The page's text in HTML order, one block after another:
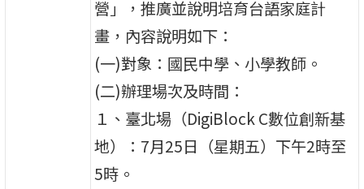
營」，推廣並說明培育台語家庭計
畫，內容說明如下：
(一)對象：國民中學、小學教師。
(二)辦理場次及時間：
１、臺北場（DigiBlock C數位創新基
地）：7月25日（星期五）下午2時至
5時。